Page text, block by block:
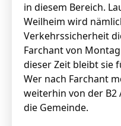
in diesem Bereich.
Weilheim wird
Verkehrssicherheit
Farchant von
dieser Zeit bleibt sie
Wer nach Farchant
weiterhin von der B2
die Gemeinde.